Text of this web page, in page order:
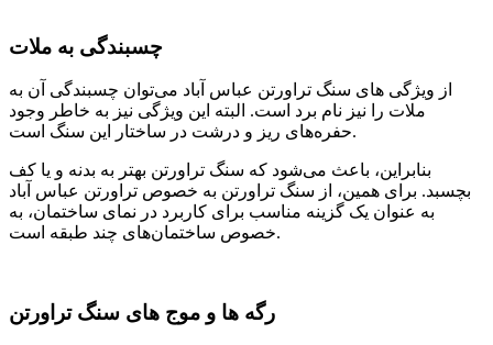
چسبندگی به ملات
از ویژگی های سنگ تراورتن عباس آباد می‌توان چسبندگی آن به
ملات را نیز نام برد است. البته این ویژگی نیز به خاطر وجود
حفره‌های ریز و درشت در ساختار این سنگ است.
بنابراین، باعث می‌شود که سنگ تراورتن بهتر به بدنه و یا کف
بچسبد. برای همین، از سنگ تراورتن به خصوص تراورتن عباس آباد
به عنوان یک گزینه مناسب برای کاربرد در نمای ساختمان، به
خصوص ساختمان‌های چند طبقه است.
رگه ها و موج های سنگ تراورتن